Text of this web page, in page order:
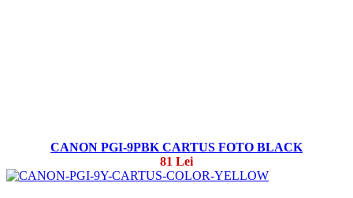
CANON PGI-9PBK CARTUS FOTO BLACK
81 Lei